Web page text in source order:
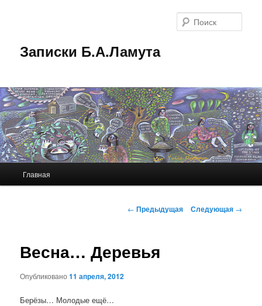
Записки Б.А.Ламута
Главная
Навигация
← Предыдущая Следующая →
Весна… Деревья
Опубликовано11 апреля, 2012
Берёзы… Молодые ещё…